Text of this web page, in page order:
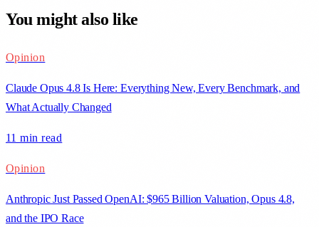
You might also like
Opinion
Claude Opus 4.8 Is Here: Everything New, Every Benchmark, and
What Actually Changed
11 min read
Opinion
Anthropic Just Passed OpenAI: $965 Billion Valuation, Opus 4.8,
and the IPO Race